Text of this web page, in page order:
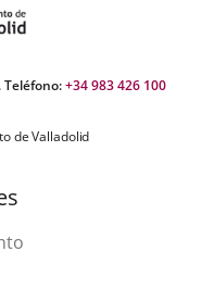
Teléfono:+34 983 426 100
de Valladolid